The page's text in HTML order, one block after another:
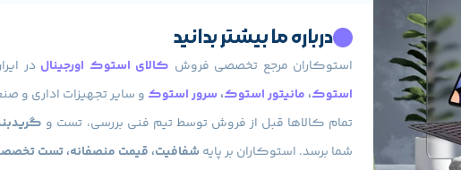
درباره ما بیشتر بدانید
استوکاران مرجع تخصصی فروش کالای استوک اورجینال در
استوک، مانیتور استوک، سرور استوک و سایر تجهیزات اداری و
تمام کالاها قبل از فروش توسط تیم فنی بررسی، تست و
شما برسد. استوکاران بر پایه شفافیت، قیمت منصفانه، تست